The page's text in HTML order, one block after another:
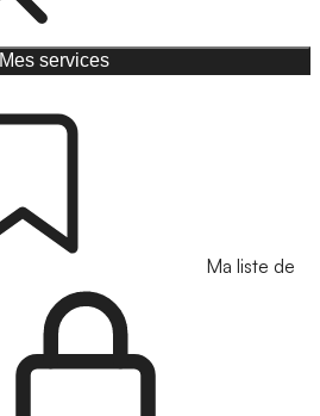
Mes services
Ma liste de